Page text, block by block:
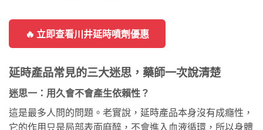
🔥 立即查看川井延時噴劑優惠
延時產品常見的三大迷思，藥師一次說清楚
迷思一：用久會不會產生依賴性？
這是最多人問的問題。老實說，延時產品本身沒有成癮性，
它的作用只是局部表面麻醉，不會進入血液循環，所以身體